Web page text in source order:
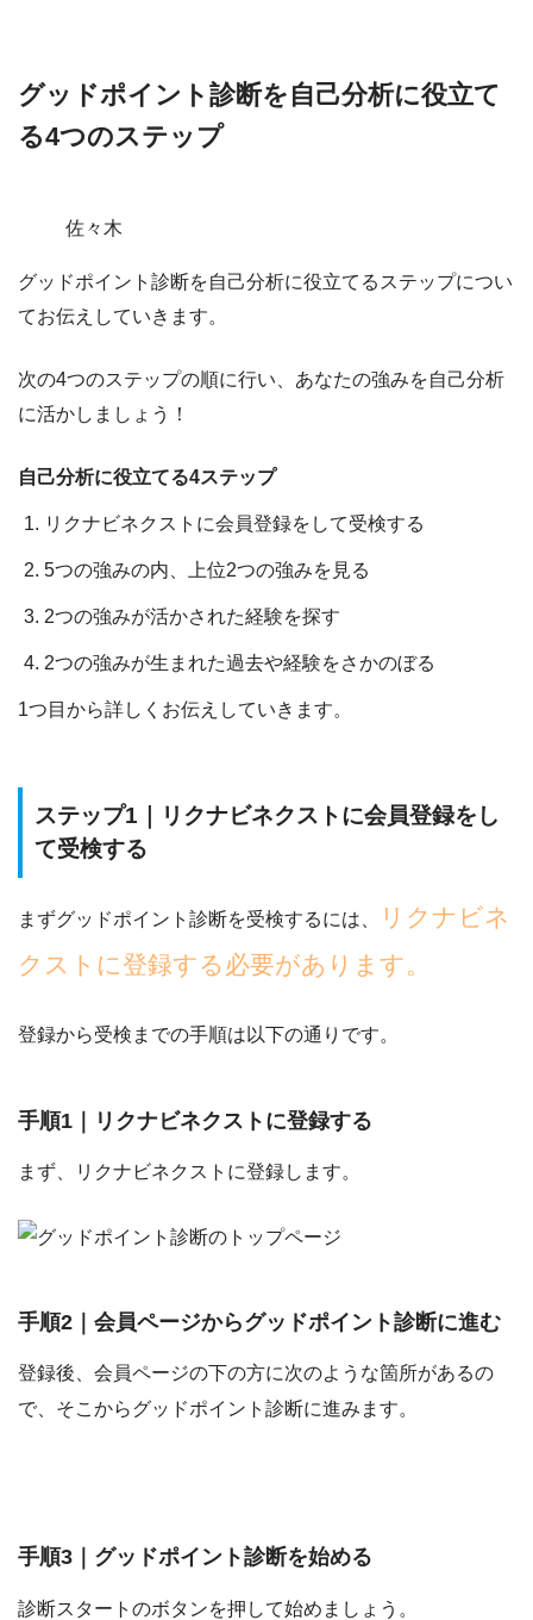
グッドポイント診断を自己分析に役立て
る4つのステップ
佐々木
グッドポイント診断を自己分析に役立てるステップについ
てお伝えしていきます。
次の4つのステップの順に行い、あなたの強みを自己分析
に活かしましょう！
自己分析に役立てる4ステップ
リクナビネクストに会員登録をして受検する
5つの強みの内、上位2つの強みを見る
2つの強みが活かされた経験を探す
2つの強みが生まれた過去や経験をさかのぼる
1つ目から詳しくお伝えしていきます。
ステップ1｜リクナビネクストに会員登録をし
て受検する
まずグッドポイント診断を受検するには、
リクナビネ
クストに登録する必要があります。
登録から受検までの手順は以下の通りです。
手順1｜リクナビネクストに登録する
まず、リクナビネクストに登録します。
手順2｜会員ページからグッドポイント診断に進む
登録後、会員ページの下の方に次のような箇所があるの
で、そこからグッドポイント診断に進みます。
手順3｜グッドポイント診断を始める
診断スタートのボタンを押して始めましょう。